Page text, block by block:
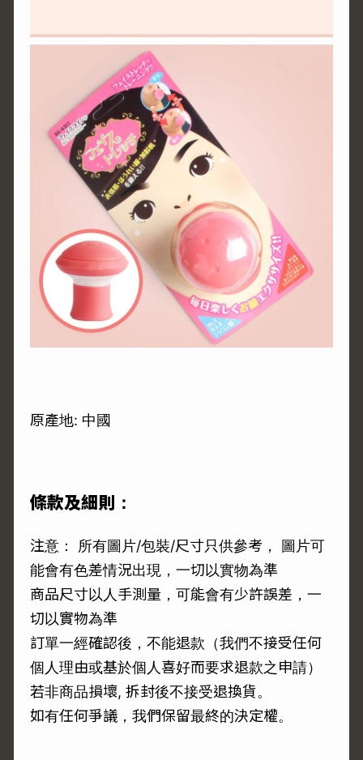
原產地: 中國
條款及細則：
注意： 所有圖片/包裝/尺寸只供參考， 圖片可
能會有色差情況出現，一切以實物為準
商品尺寸以人手測量，可能會有少許誤差，一
切以實物為準
訂單一經確認後，不能退款（我們不接受任何
個人理由或基於個人喜好而要求退款之申請）
若非商品損壞, 拆封後不接受退換貨。
如有任何爭議，我們保留最終的決定權。